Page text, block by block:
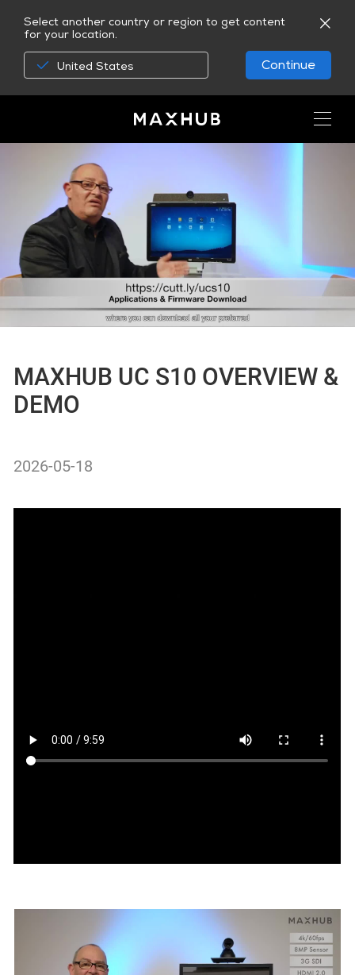
Select another country or region to get content
for your location.
United States Continue
MAXHUB UC S10 OVERVIEW &
DEMO
2026-05-18